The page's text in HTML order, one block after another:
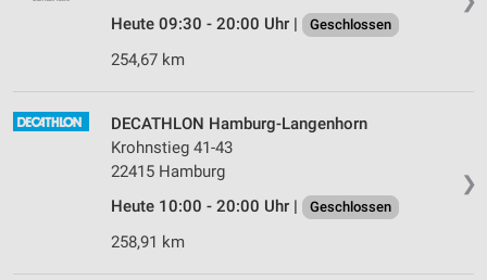
Heute 09:30 - 20:00 Uhr |
Geschlossen
254,67 km
❯
DECATHLON Hamburg-Langenhorn
Krohnstieg 41-43
22415 Hamburg
Heute 10:00 - 20:00 Uhr |
Geschlossen
258,91 km